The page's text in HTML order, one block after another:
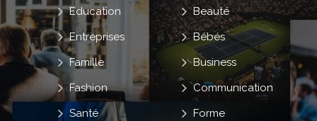
Beauté
Bébés
Business
Communication
Education
Entreprises
Famille
Fashion
Forme
Santé